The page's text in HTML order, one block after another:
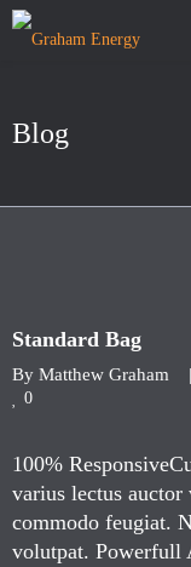
Blog
Standard Bag
By Matthew Graham |
0
100%
varius lectus
commodo feugiat.
volutpat. Powerfull